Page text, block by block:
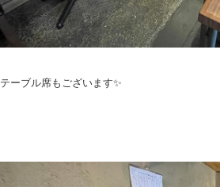
テーブル席もございます✨